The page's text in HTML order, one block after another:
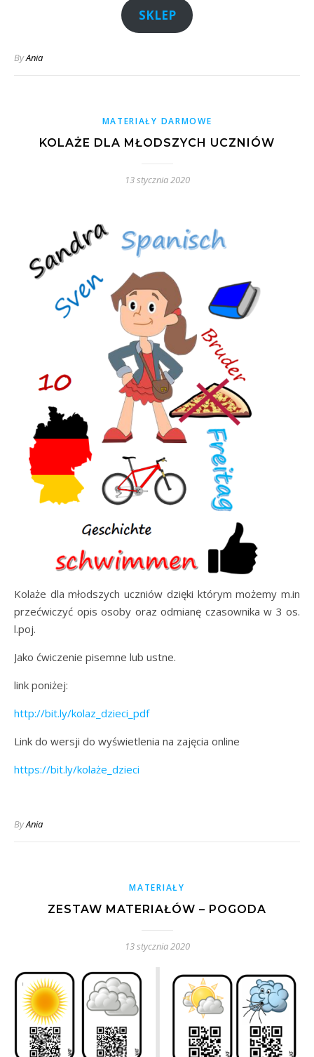
SKLEP
ByAnia
MATERIAŁY DARMOWE
KOLAŻE DLA MŁODSZYCH UCZNIÓW
13 stycznia 2020
Kolaże dla młodszych uczniów dzięki którym możemy m.in
przećwiczyć opis osoby oraz odmianę czasownika w 3 os.
l.poj.
Jako ćwiczenie pisemne lub ustne.
link poniżej:
http://bit.ly/kolaz_dzieci_pdf
Link do wersji do wyświetlenia na zajęcia online
https://bit.ly/kolaże_dzieci
ByAnia
MATERIAŁY
ZESTAW MATERIAŁÓW – POGODA
13 stycznia 2020